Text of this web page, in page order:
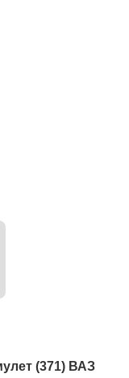
(371) ВАЗ